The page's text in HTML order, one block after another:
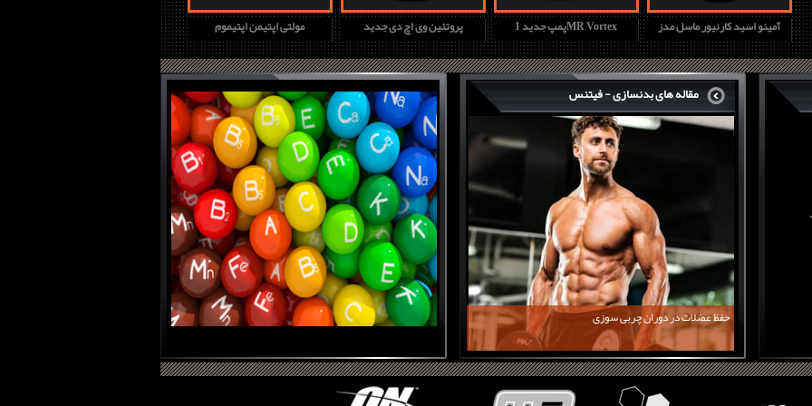
مولتی اپتیمن اپتیموم پروتئین وی اچ دی جدید پمپ جدید 1MR Vortex آمینو اسید کارنیور ماسل مدز
مقاله های بدنسازی - فیتنس
حفظ عضلات در دوران چربی سوزی